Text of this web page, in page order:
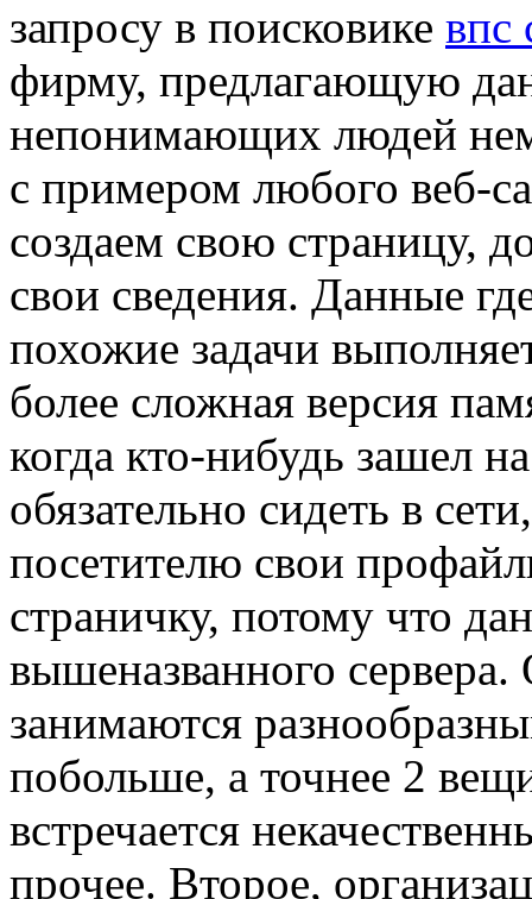
запросу в поисковике впс
фирму, предлагающую
непонимающих людей
с примером любого веб-
создаем свою страницу,
свои сведения. Данные
похожие задачи
более сложная версия
когда кто-нибудь зашел
обязательно сидеть в
посетителю свои
страничку, потому что
вышеназванного
занимаются
побольше, а точнее 2
встречается
прочее. Второе,